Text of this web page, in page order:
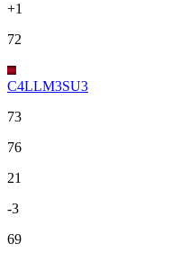
+1
72
C4LLM3SU3
73
76
21
-3
69